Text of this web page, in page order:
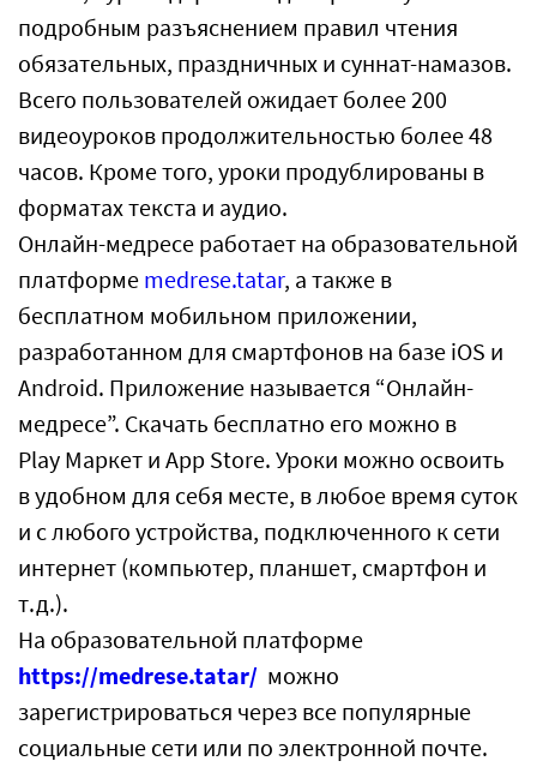
подробным разъяснением правил чтения
обязательных, праздничных и суннат-намазов.
Всего пользователей ожидает более 200
видеоуроков продолжительностью более 48
часов. Кроме того, уроки продублированы в
форматах текста и аудио.
Онлайн-медресе работает на образовательной
платформе medrese.tatar, а также в
бесплатном мобильном приложении,
разработанном для смартфонов на базе iOS и
Android. Приложение называется “Онлайн-
медресе”. Скачать бесплатно его можно в
Play Маркет и App Store. Уроки можно освоить
в удобном для себя месте, в любое время суток
и с любого устройства, подключенного к сети
интернет (компьютер, планшет, смартфон и
т.д.).
На образовательной платформе
https://medrese.tatar/ можно
зарегистрироваться через все популярные
социальные сети или по электронной почте.